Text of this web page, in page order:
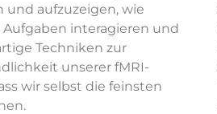
und aufzuzeigen, wie
interagieren und
Techniken zur
unserer fMRI-
wir selbst die feinsten